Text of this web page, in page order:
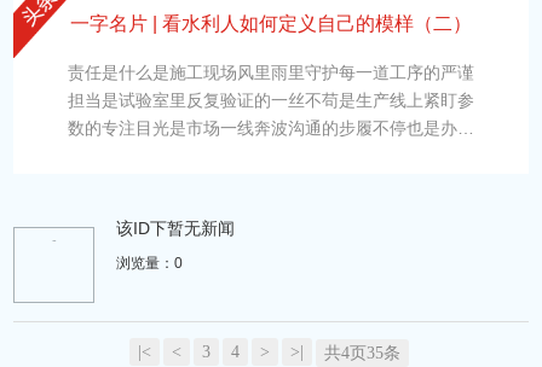
一字名片 | 看水利人如何定义自己的模样（二）
责任是什么是施工现场风里雨里守护每一道工序的严谨
担当是试验室里反复验证的一丝不苟是生产线上紧盯参
数的专注目光是市场一线奔波沟通的步履不停也是办公
司 一字名片——“严” &
-
该ID下暂无新闻
浏览量：0
|< < 3 4 > >| 共4页35条